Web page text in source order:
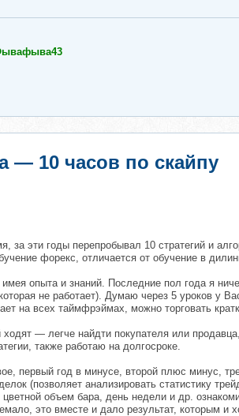
— 10 часов по скaйпу
эти годы перепробывал 10 стратегий и
форекс, отличается от обучение в
опыта и знаний. Последние пол года я
не работает). Думаю через 5 уроков у
на всех таймфрэймах, можно торговать
— легче найдти покупателя или
также работаю на долгосроке.
первый год в минусе, второй плюс минус,
(позволяет анализировать статистику
объем бара, день недели и др.
это вместе и дало результат, которым и